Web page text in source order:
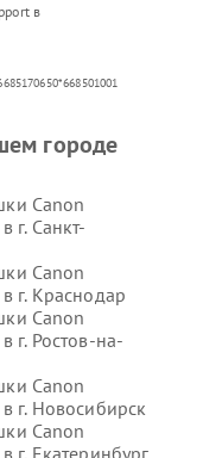
в
городе
Canon
г. Санкт-
Canon
г. Краснодар
Canon
г. Ростов-на-
Canon
г. Новосибирск
Canon